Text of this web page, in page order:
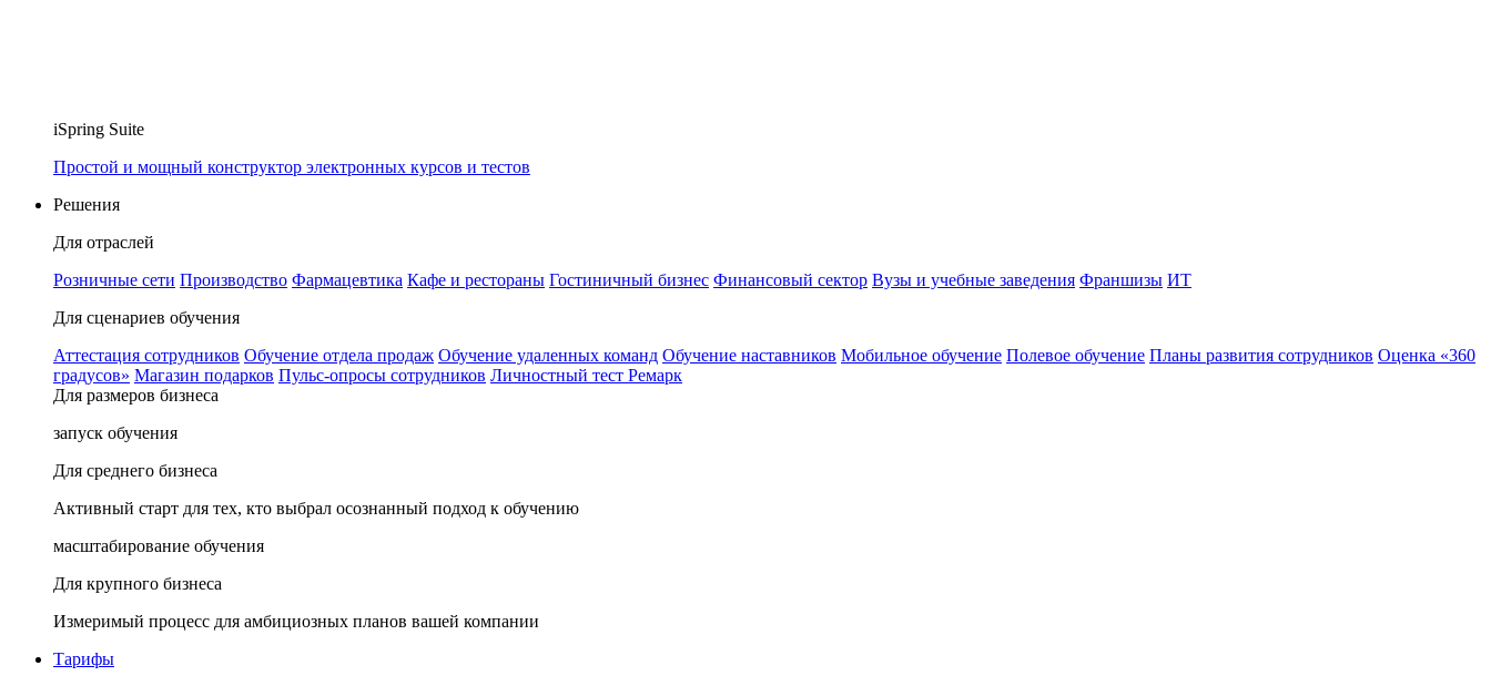
iSpring Suite
Простой и мощный конструктор электронных курсов и тестов
Решения
Для отраслей
Розничные сети Производство Фармацевтика Кафе и рестораны Гостиничный бизнес Финансовый сектор Вузы и учебные заведения Франшизы ИТ
Для сценариев обучения
Аттестация сотрудников Обучение отдела продаж Обучение удаленных команд Обучение наставников Мобильное обучение Полевое обучение Планы развития сотрудников Оценка «360
градусов» Магазин подарков Пульс-опросы сотрудников Личностный тест Ремарк
Для размеров бизнеса
запуск обучения
Для среднего бизнеса
Активный старт для тех, кто выбрал осознанный подход к обучению
масштабирование обучения
Для крупного бизнеса
Измеримый процесс для амбициозных планов вашей компании
Тарифы